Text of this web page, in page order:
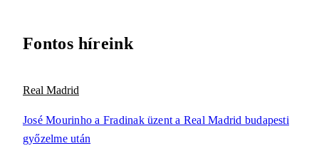
Fontos híreink
Real Madrid
José Mourinho a Fradinak üzent a Real Madrid budapesti
győzelme után